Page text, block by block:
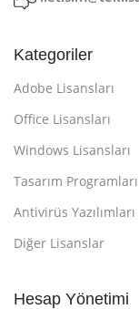
Kategoriler
Adobe Lisansları
Office Lisansları
Windows Lisansları
Tasarım Programları
Antivirüs Yazılımları
Diğer Lisanslar
Hesap Yönetimi